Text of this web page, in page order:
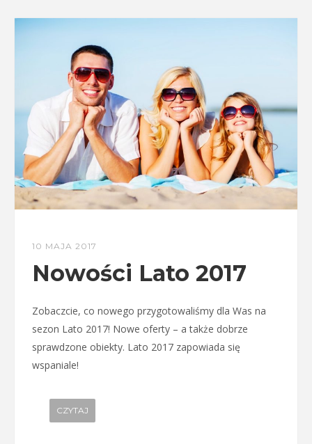
10 MAJA 2017
Nowości Lato 2017
Zobaczcie, co nowego przygotowaliśmy dla Was na
sezon Lato 2017! Nowe oferty – a także dobrze
sprawdzone obiekty. Lato 2017 zapowiada się
wspaniale!
CZYTAJ